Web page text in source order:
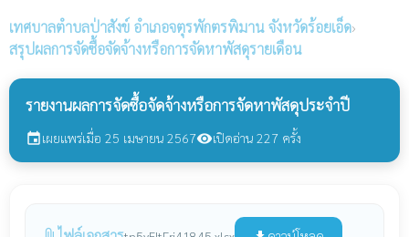
เทศบาลตำบลป่าสังข์ อำเภอจตุรพักตรพิมาน จังหวัดร้อยเอ็ด›
สรุปผลการจัดซื้อจัดจ้างหรือการจัดหาพัสดุรายเดือน
รายงานผลการจัดซื้อจัดจ้างหรือการจัดหาพัสดุประจำปี
eventเผยแพร่เมื่อ 25 เมษายน 2567visibilityเปิดอ่าน 227 ครั้ง